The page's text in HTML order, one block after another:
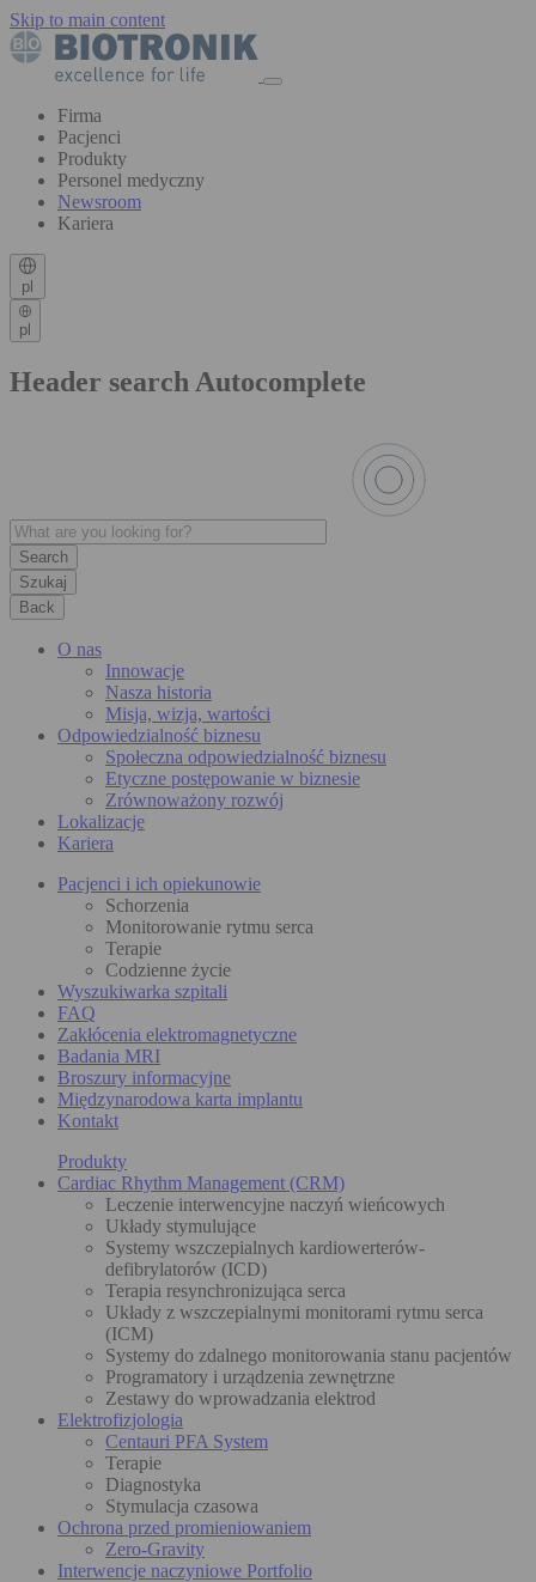
Skip to main content
Firma
Pacjenci
Produkty
Personel medyczny
Newsroom
Kariera
pl
pl
Header search Autocomplete
Szukaj
Back
O nas
Innowacje
Nasza historia
Misja, wizja, wartości
Odpowiedzialność biznesu
Społeczna odpowiedzialność biznesu
Etyczne postępowanie w biznesie
Zrównoważony rozwój
Lokalizacje
Kariera
Pacjenci i ich opiekunowie
Schorzenia
Monitorowanie rytmu serca
Terapie
Codzienne życie
Wyszukiwarka szpitali
FAQ
Zakłócenia elektromagnetyczne
Badania MRI
Broszury informacyjne
Międzynarodowa karta implantu
Kontakt
Produkty
Cardiac Rhythm Management (CRM)
Leczenie interwencyjne naczyń wieńcowych
Układy stymulujące
Systemy wszczepialnych kardiowerterów-
defibrylatorów (ICD)
Terapia resynchronizująca serca
Układy z wszczepialnymi monitorami rytmu serca
(ICM)
Systemy do zdalnego monitorowania stanu pacjentów
Programatory i urządzenia zewnętrzne
Zestawy do wprowadzania elektrod
Elektrofizjologia
Centauri PFA System
Terapie
Diagnostyka
Stymulacja czasowa
Ochrona przed promieniowaniem
Zero-Gravity
Interwencje naczyniowe Portfolio